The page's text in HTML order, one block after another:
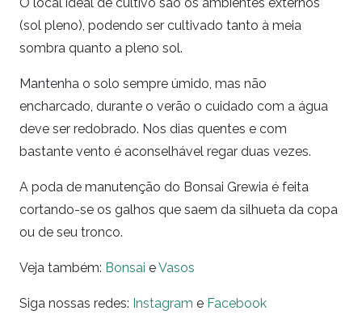
O local ideal de cultivo são os ambientes externos
(sol pleno), podendo ser cultivado tanto à meia
sombra quanto a pleno sol.
Mantenha o solo sempre úmido, mas não
encharcado, durante o verão o cuidado com a água
deve ser redobrado. Nos dias quentes e com
bastante vento é aconselhável regar duas vezes.
A poda de manutenção do Bonsai Grewia é feita
cortando-se os galhos que saem da silhueta da copa
ou de seu tronco.
Veja também: Bonsai eVasos
Siga nossas redes: Instagram e Facebook